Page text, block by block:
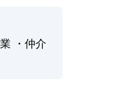
・仲介